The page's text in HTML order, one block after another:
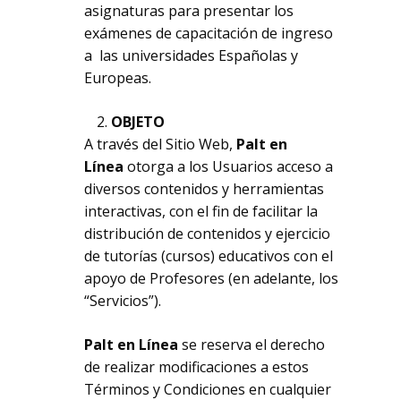
asignaturas para presentar los
exámenes de capacitación de ingreso
a las universidades Españolas y
Europeas.
OBJETO
A través del Sitio Web, Palt en
Líneaotorga a los Usuarios acceso a
diversos contenidos y herramientas
interactivas, con el fin de facilitar la
distribución de contenidos y ejercicio
de tutorías (cursos) educativos con el
apoyo de Profesores (en adelante, los
“Servicios”).
Palt en Línease reserva el derecho
de realizar modificaciones a estos
Términos y Condiciones en cualquier